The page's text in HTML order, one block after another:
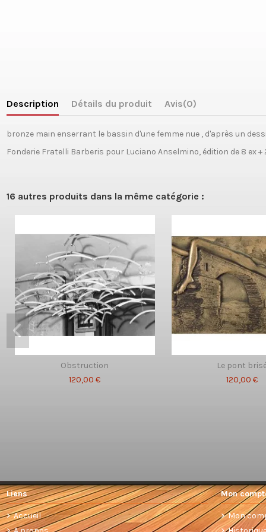
Description Détails du produit Avis(0)
bronze main enserrant le bassin d'une femme nue , d'après un
Fonderie Fratelli Barberis pour Luciano Anselmino, édition de 8 ex +
16 autres produits dans la même catégorie :
Obstruction
120,00 €
Le pont
120,00 €
Liens
Accueil
Mon
Mon